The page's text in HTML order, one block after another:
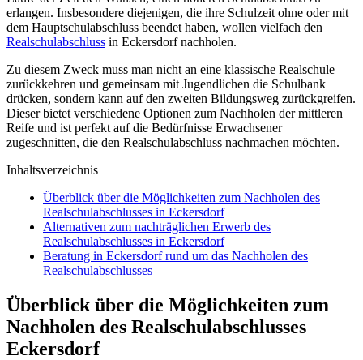
erlangen. Insbesondere diejenigen, die ihre Schulzeit ohne oder mit
dem Hauptschulabschluss beendet haben, wollen vielfach den
Realschulabschluss in Eckersdorf nachholen.
Zu diesem Zweck muss man nicht an eine klassische Realschule
zurückkehren und gemeinsam mit Jugendlichen die Schulbank
drücken, sondern kann auf den zweiten Bildungsweg zurückgreifen.
Dieser bietet verschiedene Optionen zum Nachholen der mittleren
Reife und ist perfekt auf die Bedürfnisse Erwachsener
zugeschnitten, die den Realschulabschluss nachmachen möchten.
Inhaltsverzeichnis
Überblick über die Möglichkeiten zum Nachholen des
Realschulabschlusses in Eckersdorf
Alternativen zum nachträglichen Erwerb des
Realschulabschlusses in Eckersdorf
Beratung in Eckersdorf rund um das Nachholen des
Realschulabschlusses
Überblick über die Möglichkeiten zum
Nachholen des Realschulabschlusses
Eckersdorf